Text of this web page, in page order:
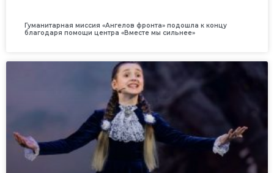
Гуманитарная миссия «Ангелов фронта» подошла к концу
благодаря помощи центра «Вместе мы сильнее»